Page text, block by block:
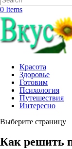
0 Items
Красота
Здоровье
Готовим
Психология
Путешествия
Интересно
Выберите страницу
Как решить